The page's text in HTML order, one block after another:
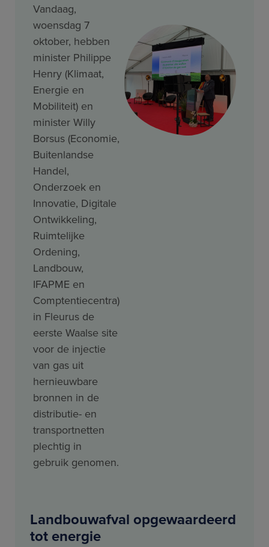
Vandaag,
woensdag 7
oktober, hebben
minister Philippe
Henry (Klimaat,
Energie en
Mobiliteit) en
minister Willy
Borsus (Economie,
Buitenlandse
Handel,
Onderzoek en
Innovatie, Digitale
Ontwikkeling,
Ruimtelijke
Ordening,
Landbouw,
IFAPME en
Comptentiecentra)
in Fleurus de
eerste Waalse site
voor de injectie
van gas uit
hernieuwbare
bronnen in de
distributie- en
transportnetten
plechtig in
gebruik genomen.
Landbouwafval opgewaardeerd
tot energie